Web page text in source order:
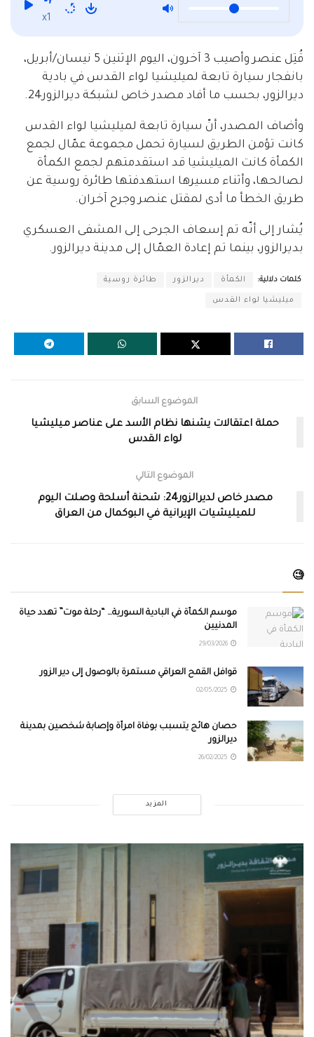
x1
قُتِل عنصر وأصيب 3 آخرون، اليوم الإثنين 5 نيسان/أبريل،
بانفجار سيارة تابعة لميليشيا لواء القدس في بادية
ديرالزور، بحسب ما أفاد مصدر خاص لشبكة ديرالزور24.
وأضاف المصدر، أنّ سيارة تابعة لميليشيا لواء القدس
كانت تؤمن الطريق لسيارة تحمل مجموعة عمّال لجمع
الكمأة كانت الميليشيا قد استقدمتهم لجمع الكمأة
لصالحها، وأثناء مسيرها استهدفتها طائرة روسية عن
طريق الخطأ ما أدى لمقتل عنصر وجرح آخران.
يُشار إلى أنّه تم إسعاف الجرحى إلى المشفى العسكري
بديرالزور، بينما تم إعادة العمّال إلى مدينة ديرالزور.
كلمات دلالية: الكمأة ديرالزور طائرة روسية
ميليشيا لواء القدس
الموضوع السابق
حملة اعتقالات يشنها نظام الأسد على عناصر ميليشيا
لواء القدس
الموضوع التالي
مصدر خاص لديرالزور24: شحنة أسلحة وصلت اليوم
للميليشيات الإيرانية في البوكمال من العراق
🧐
موسم الكمأة في البادية السورية… “رحلة موت” تهدد حياة
المدنيين
قوافل القمح العراقي مستمرة بالوصول إلى دير الزور
حصان هائج يتسبب بوفاة امرأة وإصابة شخصين بمدينة
ديرالزور
المزيد